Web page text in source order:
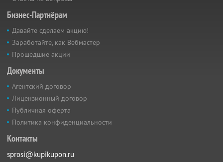
Бизнес-Партнёрам
Давайте сделаем акцию!
Заработайте, как Вебмастер
Прошедшие акции
Документы
Агентский договор
Лицензионный договор
Публичная оферта
Политика конфиденциальности
Контакты
sprosi@kupikupon.ru